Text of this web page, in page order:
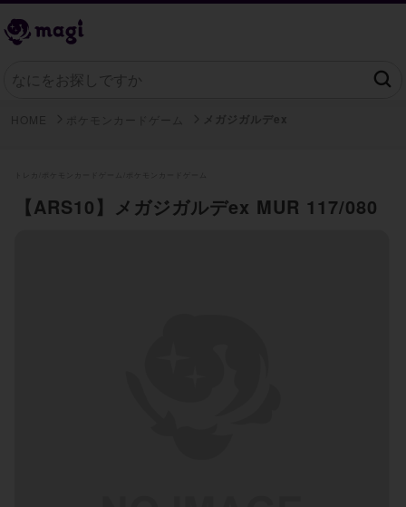
【ARS10】メガジガルデex MUR 117/080